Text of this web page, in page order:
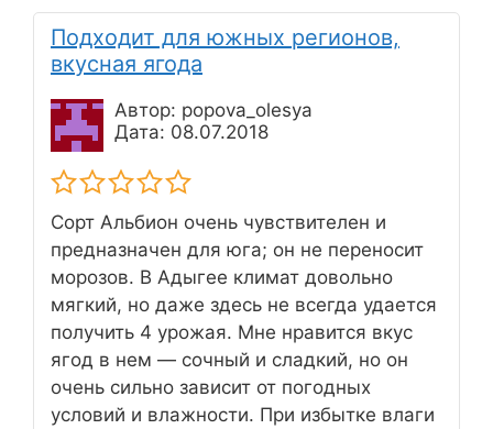
Подходит для южных регионов,
вкусная ягода
Автор: popova_olesya
Дата: 08.07.2018
Сорт Альбион очень чувствителен и
предназначен для юга; он не переносит
морозов. В Адыгее климат довольно
мягкий, но даже здесь не всегда удается
получить 4 урожая. Мне нравится вкус
ягод в нем — сочный и сладкий, но он
очень сильно зависит от погодных
условий и влажности. При избытке влаги